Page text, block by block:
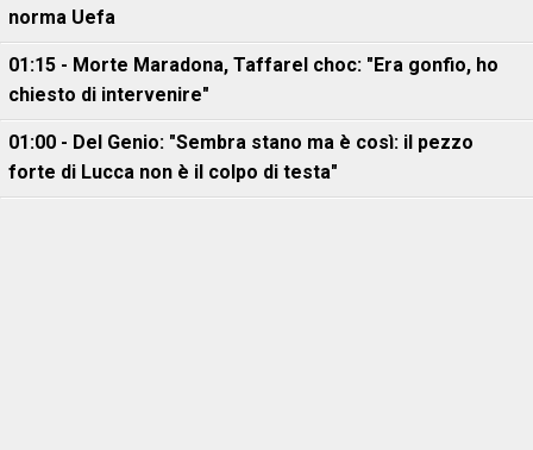
norma Uefa
01:15 - Morte Maradona, Taffarel choc: "Era gonfio, ho
chiesto di intervenire"
01:00 - Del Genio: "Sembra stano ma è così: il pezzo
forte di Lucca non è il colpo di testa"